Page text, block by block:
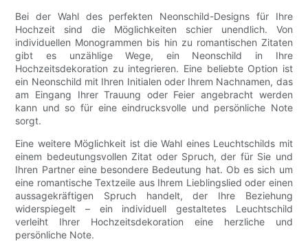
Bei der Wahl des perfekten Neonschild-Designs für Ihre
Hochzeit sind die Möglichkeiten schier unendlich. Von
individuellen Monogrammen bis hin zu romantischen Zitaten
gibt es unzählige Wege, ein Neonschild in Ihre
Hochzeitsdekoration zu integrieren. Eine beliebte Option ist
ein Neonschild mit Ihren Initialen oder Ihrem Nachnamen, das
am Eingang Ihrer Trauung oder Feier angebracht werden
kann und so für eine eindrucksvolle und persönliche Note
sorgt.
Eine weitere Möglichkeit ist die Wahl eines Leuchtschilds mit
einem bedeutungsvollen Zitat oder Spruch, der für Sie und
Ihren Partner eine besondere Bedeutung hat. Ob es sich um
eine romantische Textzeile aus Ihrem Lieblingslied oder einen
aussagekräftigen Spruch handelt, der Ihre Beziehung
widerspiegelt – ein individuell gestaltetes Leuchtschild
verleiht Ihrer Hochzeitsdekoration eine herzliche und
persönliche Note.